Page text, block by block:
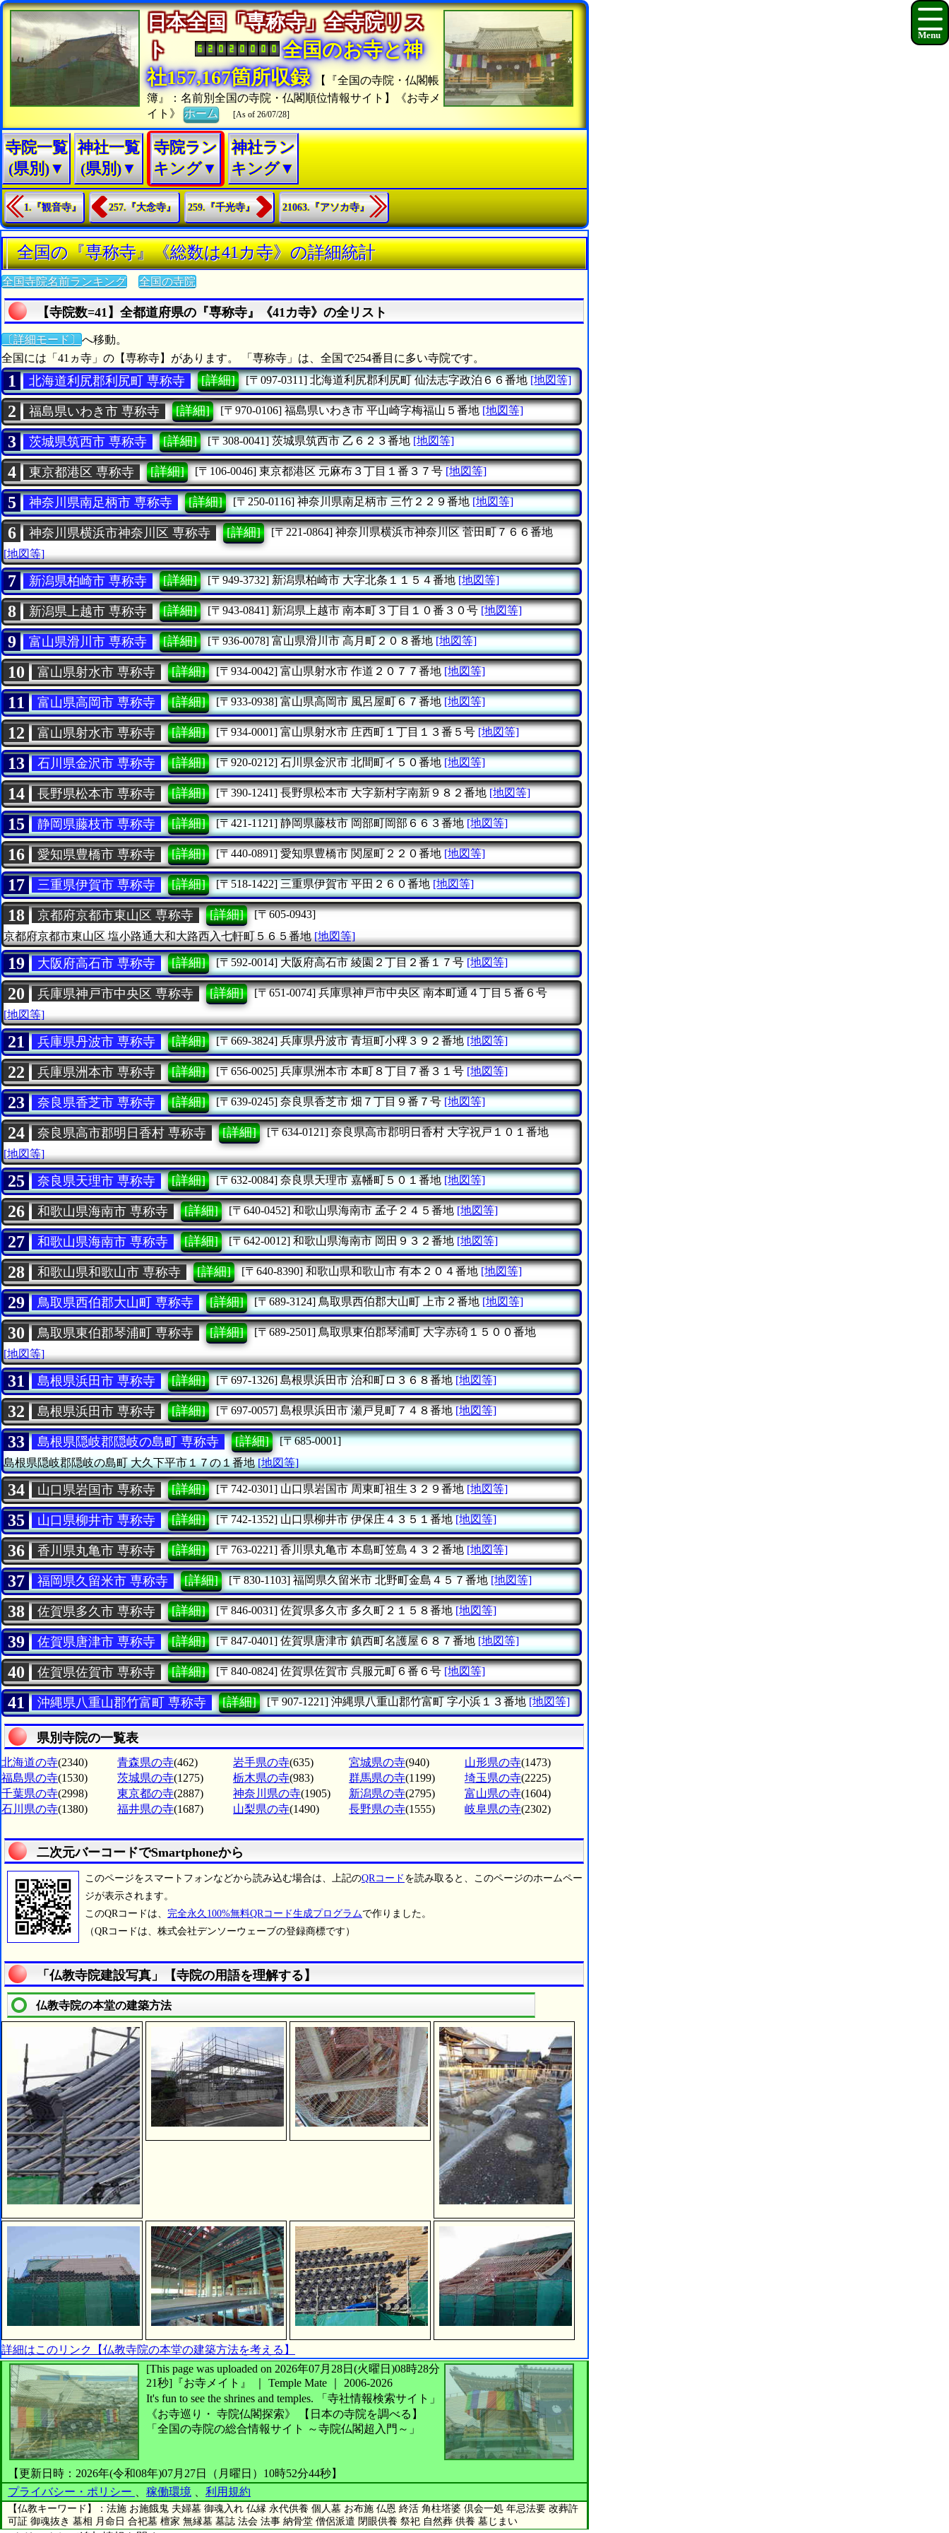
日本全国「専称寺」全寺院リス
ト
全国のお寺と神
社157,167箇所収録
【『全国の寺院・仏閣帳
簿』：名前別全国の寺院・仏閣順位情報サイト】《お寺メ
イト》ホーム [As of 26/07/28]
寺院一覧
(県別)▼
神社一覧
(県別)▼
寺院ラン
キング▼
神社ラン
キング▼
1.『観音寺』 257.『大念寺』 259.『千光寺』 21063.『アソカ寺』
全国の『専称寺』《総数は41カ寺》の詳細統計
全国寺院名前ランキング 全国の寺院
【寺院数=41】全都道府県の『専称寺』《41カ寺》の全リスト
〔詳細モード〕 へ移動。
全国には「41ヵ寺」の【専称寺】があります。 「専称寺」は、全国で254番目に多い寺院です。
1 北海道利尻郡利尻町 専称寺 [詳細] [〒097-0311] 北海道利尻郡利尻町仙法志字政泊６６番地 [地図等]
2 福島県いわき市 専称寺 [詳細] [〒970-0106] 福島県いわき市 平山崎字梅福山５番地 [地図等]
3 茨城県筑西市 専称寺 [詳細] [〒308-0041] 茨城県筑西市乙６２３番地 [地図等]
4 東京都港区 専称寺 [詳細] [〒106-0046] 東京都港区 元麻布３丁目１番３７号 [地図等]
5 神奈川県南足柄市 専称寺 [詳細] [〒250-0116] 神奈川県南足柄市三竹２２９番地 [地図等]
6 神奈川県横浜市神奈川区 専称寺 [詳細] [〒221-0864] 神奈川県横浜市神奈川区菅田町７６６番地
[地図等]
7 新潟県柏崎市 専称寺 [詳細] [〒949-3732] 新潟県柏崎市大字北条１１５４番地 [地図等]
8 新潟県上越市 専称寺 [詳細] [〒943-0841] 新潟県上越市 南本町３丁目１０番３０号 [地図等]
9 富山県滑川市 専称寺 [詳細] [〒936-0078] 富山県滑川市高月町２０８番地 [地図等]
10 富山県射水市 専称寺 [詳細] [〒934-0042] 富山県射水市 作道２０７７番地 [地図等]
11 富山県高岡市 専称寺 [詳細] [〒933-0938] 富山県高岡市風呂屋町６７番地 [地図等]
12 富山県射水市 専称寺 [詳細] [〒934-0001] 富山県射水市 庄西町１丁目１３番５号 [地図等]
13 石川県金沢市 専称寺 [詳細] [〒920-0212] 石川県金沢市北間町イ５０番地 [地図等]
14 長野県松本市 専称寺 [詳細] [〒390-1241] 長野県松本市 大字新村字南新９８２番地 [地図等]
15 静岡県藤枝市 専称寺 [詳細] [〒421-1121] 静岡県藤枝市岡部町岡部６６３番地 [地図等]
16 愛知県豊橋市 専称寺 [詳細] [〒440-0891] 愛知県豊橋市 関屋町２２０番地 [地図等]
17 三重県伊賀市 専称寺 [詳細] [〒518-1422] 三重県伊賀市平田２６０番地 [地図等]
18 京都府京都市東山区 専称寺 [詳細]
[〒605-0943]
京都府京都市東山区 塩小路通大和大路西入七軒町５６５番地 [地図等]
19 大阪府高石市 専称寺 [詳細] [〒592-0014] 大阪府高石市綾園２丁目２番１７号 [地図等]
20 兵庫県神戸市中央区 専称寺 [詳細] [〒651-0074] 兵庫県神戸市中央区南本町通４丁目５番６号
[地図等]
21 兵庫県丹波市 専称寺 [詳細] [〒669-3824] 兵庫県丹波市青垣町小稗３９２番地 [地図等]
22 兵庫県洲本市 専称寺 [詳細] [〒656-0025] 兵庫県洲本市 本町８丁目７番３１号 [地図等]
23 奈良県香芝市 専称寺 [詳細] [〒639-0245] 奈良県香芝市畑７丁目９番７号 [地図等]
24 奈良県高市郡明日香村 専称寺 [詳細] [〒634-0121] 奈良県高市郡明日香村大字祝戸１０１番地
[地図等]
25 奈良県天理市 専称寺 [詳細] [〒632-0084] 奈良県天理市嘉幡町５０１番地 [地図等]
26 和歌山県海南市 専称寺 [詳細] [〒640-0452] 和歌山県海南市 孟子２４５番地 [地図等]
27 和歌山県海南市 専称寺 [詳細] [〒642-0012] 和歌山県海南市岡田９３２番地 [地図等]
28 和歌山県和歌山市 専称寺 [詳細] [〒640-8390] 和歌山県和歌山市 有本２０４番地 [地図等]
29 鳥取県西伯郡大山町 専称寺 [詳細] [〒689-3124] 鳥取県西伯郡大山町上市２番地 [地図等]
30 鳥取県東伯郡琴浦町 専称寺 [詳細] [〒689-2501] 鳥取県東伯郡琴浦町大字赤碕１５００番地
[地図等]
31 島根県浜田市 専称寺 [詳細] [〒697-1326] 島根県浜田市治和町ロ３６８番地 [地図等]
32 島根県浜田市 専称寺 [詳細] [〒697-0057] 島根県浜田市 瀬戸見町７４８番地 [地図等]
33 島根県隠岐郡隠岐の島町 専称寺 [詳細]
[〒685-0001]
島根県隠岐郡隠岐の島町大久下平市１７の１番地 [地図等]
34 山口県岩国市 専称寺 [詳細] [〒742-0301] 山口県岩国市 周東町祖生３２９番地 [地図等]
35 山口県柳井市 専称寺 [詳細] [〒742-1352] 山口県柳井市伊保庄４３５１番地 [地図等]
36 香川県丸亀市 専称寺 [詳細] [〒763-0221] 香川県丸亀市 本島町笠島４３２番地 [地図等]
37 福岡県久留米市 専称寺 [詳細] [〒830-1103] 福岡県久留米市北野町金島４５７番地 [地図等]
38 佐賀県多久市 専称寺 [詳細] [〒846-0031] 佐賀県多久市 多久町２１５８番地 [地図等]
39 佐賀県唐津市 専称寺 [詳細] [〒847-0401] 佐賀県唐津市鎮西町名護屋６８７番地 [地図等]
40 佐賀県佐賀市 専称寺 [詳細] [〒840-0824] 佐賀県佐賀市 呉服元町６番６号 [地図等]
41 沖縄県八重山郡竹富町 専称寺 [詳細] [〒907-1221] 沖縄県八重山郡竹富町字小浜１３番地 [地図等]
県別寺院の一覧表
北海道の寺(2340) 青森県の寺(462) 岩手県の寺(635) 宮城県の寺(940) 山形県の寺(1473)
福島県の寺(1530) 茨城県の寺(1275) 栃木県の寺(983) 群馬県の寺(1199) 埼玉県の寺(2225)
千葉県の寺(2998) 東京都の寺(2887) 神奈川県の寺(1905) 新潟県の寺(2795) 富山県の寺(1604)
石川県の寺(1380) 福井県の寺(1687) 山梨県の寺(1490) 長野県の寺(1555) 岐阜県の寺(2302)
二次元バーコードでSmartphoneから
このページをスマートフォンなどから読み込む場合は、上記のQRコード を読み取ると、このページのホームペー
ジが表示されます。
このQRコードは、 完全永久100%無料QRコード生成プログラムで作りました。
（QRコードは、株式会社デンソーウェーブの登録商標です）
「仏教寺院建設写真」【寺院の用語を理解する】
仏教寺院の本堂の建築方法
詳細はこのリンク【仏教寺院の本堂の建築方法を考える】
[This page was uploaded on 2026年07月28日(火曜日)08時28分
21秒] 『お寺メイト』 ｜ Temple Mate
2006-2026
It's fun to see the shrines and temples.
「寺社情報検索サイト」
《お寺巡り・ 寺院仏閣探索》
【日本の寺院を調べる】
「全国の寺院の総合情報サイト ～寺院仏閣超入門～」
【更新日時：2026年(令和08年)07月27日（月曜日）10時52分44秒】
プライバシー・ポリシー
稼働環境 利用規約
【仏教キーワード】：法施 お施餓鬼 夫婦墓 御魂入れ 仏縁 永代供養 個人墓 お布施 仏恩 終活 角柱塔婆 倶会一処 年忌法要 改葬許
可証 御魂抜き 墓相 月命日 合祀墓 檀家 無縁墓 墓誌 法会 法事 納骨堂 僧侶派遣 閉眼供養 祭祀 自然葬 供養 墓じまい